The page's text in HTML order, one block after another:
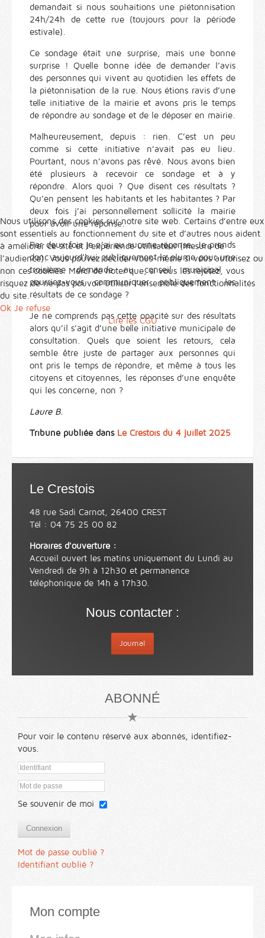
demandait si nous souhaitions une piétonnisation
24h/24h de cette rue (toujours pour la période
estivale).
Ce sondage était une surprise, mais une bonne
surprise ! Quelle bonne idée de demander l’avis
des personnes qui vivent au quotidien les effets de
la piétonnisation de la rue. Nous étions ravis d’une
telle initiative de la mairie et avons pris le temps
de répondre au sondage et de le déposer en mairie.
Malheureusement, depuis : rien. C’est un peu
comme si cette initiative n’avait pas eu lieu.
Pourtant, nous n’avons pas rêvé. Nous avons bien
été plusieurs à recevoir ce sondage et à y
répondre. Alors quoi ? Que disent ces résultats ?
Qu’en pensent les habitants et les habitantes ? Par
deux fois j’ai personnellement sollicité la mairie
pour avoir une réponse.
Par deux fois je n’ai eu aucune réponse. Je prends
donc aujourd’hui publiquement la plume pour une
troisième demande au conseil municipal :
pourriez-vous communiquer publiquement les
résultats de ce sondage ?
Je ne comprends pas cette opacité sur des résultats
alors qu’il s’agit d’une belle initiative municipale de
consultation. Quels que soient les retours, cela
semble être juste de partager aux personnes qui
ont pris le temps de répondre, et même à tous les
citoyens et citoyennes, les réponses d’une enquête
qui les concerne, non ?
Laure B.
Tribune publiée dans Le Crestois du 4 juillet 2025
Le Crestois
48 rue Sadi Carnot, 26400 CREST
Tél : 04 75 25 00 82
Horaires d'ouverture :
Accueil ouvert les matins uniquement du Lundi au
Vendredi de 9h à 12h30 et permanence
téléphonique de 14h à 17h30.
Nous contacter :
Journal
ABONNÉ
Pour voir le contenu réservé aux abonnés, identifiez-
vous.
Se souvenir de moi
Connexion
Mot de passe oublié ?
Identifiant oublié ?
Mon compte
Nous utilisons des cookies sur notre site web. Certains d’entre eux
sont essentiels au fonctionnement du site et d’autres nous aident
à améliorer ce site et l’expérience utilisateur (mesure de
l'audience). Vous pouvez décider vous-même si vous autorisez ou
non ces cookies. Merci de noter que, si vous les rejetez, vous
risquez de ne pas pouvoir utiliser l’ensemble des fonctionnalités
du site.
Ok Je refuse
Lire les CGU